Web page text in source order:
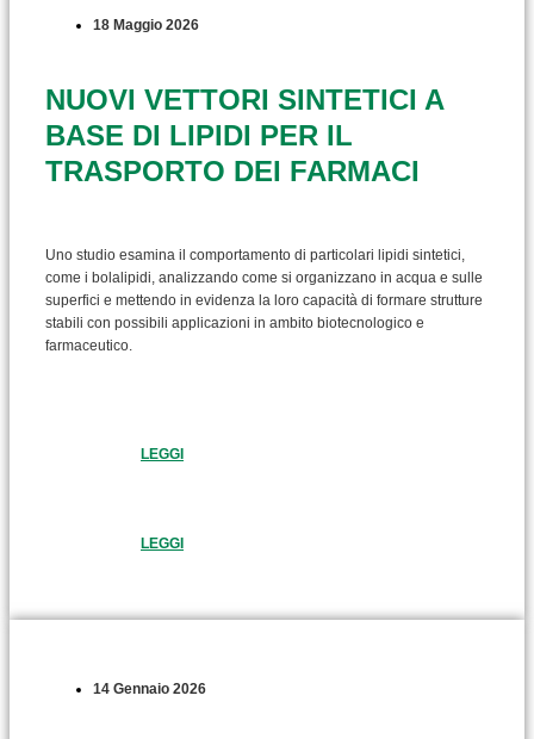
18 Maggio 2026
NUOVI VETTORI SINTETICI A
BASE DI LIPIDI PER IL
TRASPORTO DEI FARMACI
Uno studio esamina il comportamento di particolari lipidi sintetici,
come i bolalipidi, analizzando come si organizzano in acqua e sulle
superfici e mettendo in evidenza la loro capacità di formare strutture
stabili con possibili applicazioni in ambito biotecnologico e
farmaceutico.
LEGGI
LEGGI
14 Gennaio 2026